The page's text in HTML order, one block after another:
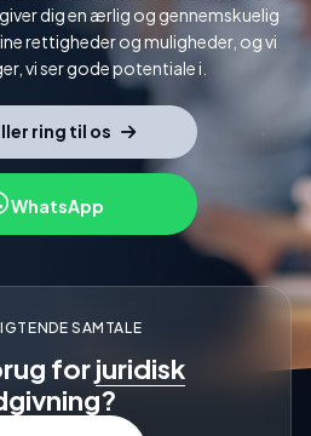
dig en ærlig og gennemskuelig
rettigheder og muligheder, og vi
vi ser gode potentiale i.
ring til os
WhatsApp
SAMTALE
forjuridisk